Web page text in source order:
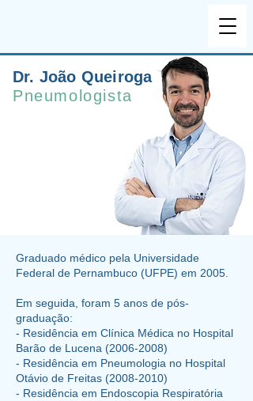
Dr. João Queiroga
Pneumologista
​Graduado médico pela Universidade
Federal de Pernambuco (UFPE) em 2005.
Em seguida, foram 5 anos de pós-
graduação:​
- Residência em Clínica Médica no Hospital
Barão de Lucena (2006-2008)
- Residência em Pneumologia no Hospital
Otávio de Freitas (2008-2010)
- Residência em Endoscopia Respiratória